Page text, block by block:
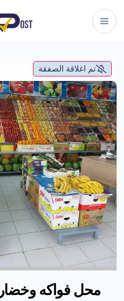
تم اغلاقة الصفقة
محل فواكه وخضار